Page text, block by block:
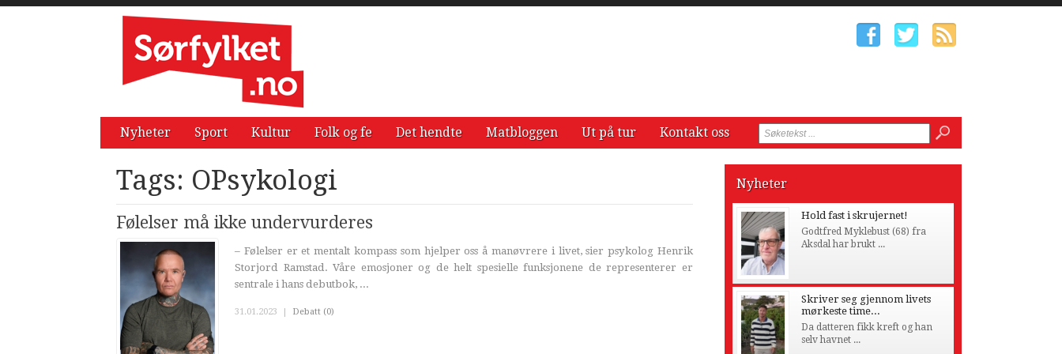
Nyheter Sport Kultur Folk og fe Det hendte Matbloggen Ut på tur Kontakt oss
Tags: OPsykologi
Følelser må ikke undervurderes
– Følelser er et mentalt kompass som hjelper oss å manøvrere i livet, sier psykolog Henrik
Storjord Ramstad. Våre emosjoner og de helt spesielle funksjonene de representerer er
sentrale i hans debutbok, ...
31.01.2023 | Debatt (0)
Nyheter
Hold fast i skrujernet!
Godtfred Myklebust (68) fra
Aksdal har brukt ...
Skriver seg gjennom livets
mørkeste time...
Da datteren fikk kreft og han
selv havnet ...